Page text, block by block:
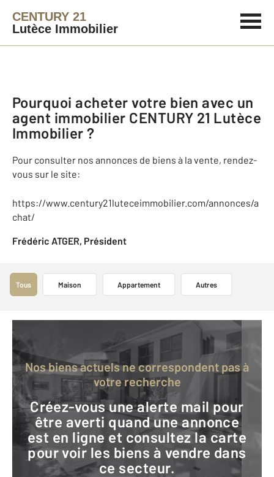
CENTURY 21
Lutèce Immobilier
Pourquoi acheter votre bien avec un
agent immobilier CENTURY 21 Lutèce
Immobilier ?
Pour consulter nos annonces de biens à la vente, rendez-
vous sur le site:
https://www.century21luteceimmobilier.com/annonces/a
chat/
Frédéric ATGER, Président
Tous Maison Appartement Autres
Nos biens actuels ne correspondent pas à
votre recherche
Créez-vous une alerte mail pour
être averti quand une annonce
est en ligne et consultez la carte
pour voir les biens à vendre dans
ce secteur.